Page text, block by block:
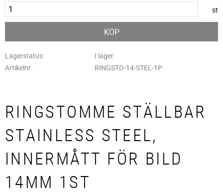
st
KÖP
Lagerstatus
I lager
Artikelnr
RINGSTO-14-STEL-1P
RINGSTOMME STÄLLBAR
STAINLESS STEEL,
INNERMÅTT FÖR BILD
14MM 1ST